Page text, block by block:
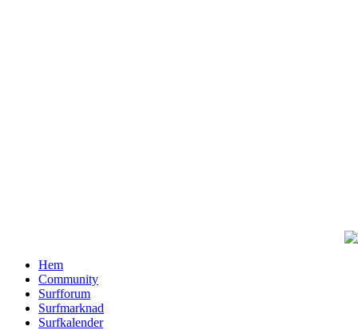
Hem
Community
Surfforum
Surfmarknad
Surfkalender